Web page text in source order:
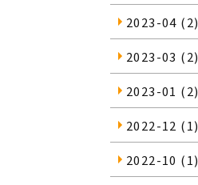
2023-04 (2)
2023-03 (2)
2023-01 (2)
2022-12 (1)
2022-10 (1)